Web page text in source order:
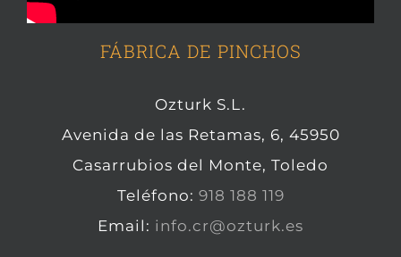
FÁBRICA DE PINCHOS
Ozturk S.L.
Avenida de las Retamas, 6, 45950
Casarrubios del Monte, Toledo
Teléfono: 918 188 119
Email: info.cr@ozturk.es